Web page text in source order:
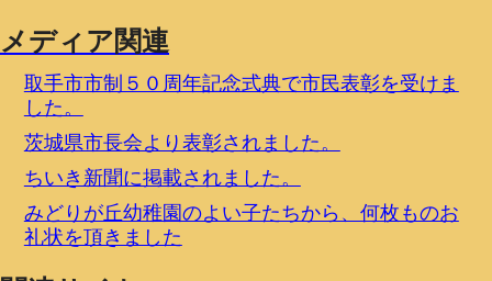
メディア関連
取手市市制５０周年記念式典で市民表彰を受けま
した。
茨城県市長会より表彰されました。
ちいき新聞に掲載されました。
みどりが丘幼稚園のよい子たちから、何枚ものお
礼状を頂きました